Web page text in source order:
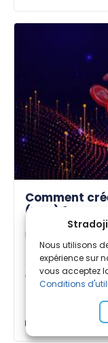
Nous utilisons
expérience sur
vous acceptez
Conditions
Comment
(TRX) ?
Par |
Afin de
wallet, il vous
Guides Stradoji